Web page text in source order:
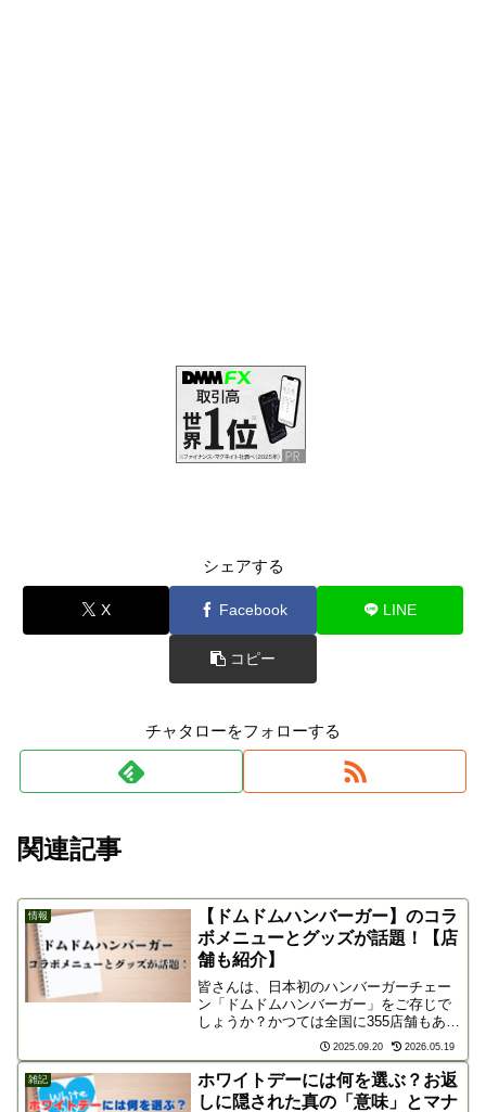
シェアする
X Facebook LINE
コピー
チャタローをフォローする
関連記事
情報
【ドムドムハンバーガー】のコラ
ボメニューとグッズが話題！【店
舗も紹介】
皆さんは、日本初のハンバーガーチェー
ン「ドムドムハンバーガー」をご存じで
しょうか？かつては全国に355店舗もあり
ましたが、今では29店舗にまで減少して
います。しかし、そんなドムドムが今、
再び熱い注目を集めています。2017年頃
からメニューや...
2025.09.20 2026.05.19
雑記
ホワイトデーには何を選ぶ？お返
しに隠された真の「意味」とマナ